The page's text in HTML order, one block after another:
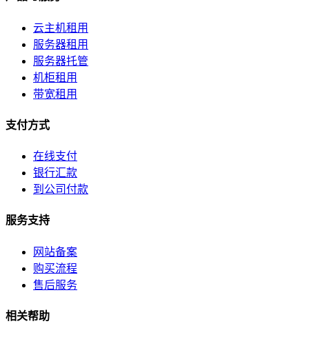
云主机租用
服务器租用
服务器托管
机柜租用
带宽租用
支付方式
在线支付
银行汇款
到公司付款
服务支持
网站备案
购买流程
售后服务
相关帮助